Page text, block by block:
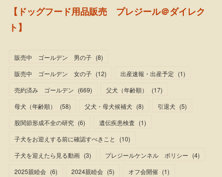
【ドッグフード用品販売 プレジール＠ダイレク
ト】
販売中 ゴールデン 男の子 (8)
販売中 ゴールデン 女の子 (12) 出産速報・出産予定 (1)
売約済み ゴールデン (669) 父犬（年齢順） (17)
母犬（年齢順）
(58) 父犬・母犬候補犬 (8) 引退犬 (5)
股関節形成不全の研究 (6) 遺伝疾患検査 (1)
子犬をお迎えする前に確認すべきこと
(10)
子犬を迎えたら見る動画 (3) プレジールケンネル ポリシー (4)
2025親睦会 (6) 2024親睦会 (5) オフ会開催 (1)